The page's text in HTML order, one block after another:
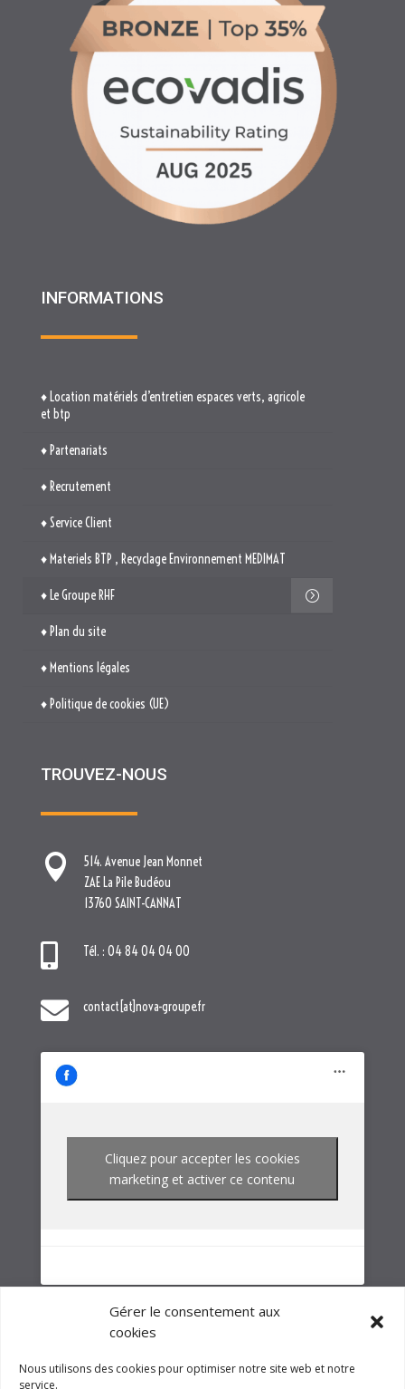
Gérer le consentement aux
cookies
Nous utilisons des cookies pour optimiser notre site web et notre
service.
INFORMATIONS
♦ Partenariats
♦ Recrutement
♦ Materiels BTP , Recyclage Environnement MEDIMAT
♦ Le Groupe RHF
♦ Plan du site
♦ Mentions légales
♦ Politique de cookies (UE)
TROUVEZ-NOUS
514. Avenue Jean Monnet

 contact[at]nova-groupe.fr
Cliquez pour accepter les cookies